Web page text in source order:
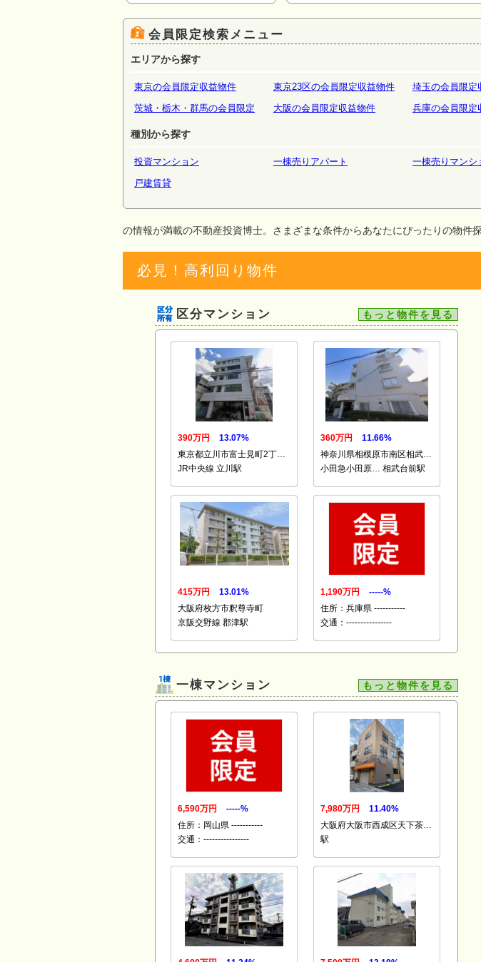
会員限定検索メニュー
エリアから探す
東京の会員限定収益物件 東京23区の会員限定収益物件 埼玉の会員限定
茨城・栃木・群馬の会員限定
大阪の会員限定収益物件 兵庫の会員限定
種別から探す
投資マンション 一棟売りアパート 一棟売りマンシ
戸建賃貸
の情報が満載の不動産投資博士。さまざまな条件からあなたにぴったりの物件
必見！高利回り物件
区分マンション もっと物件を見る
390万円
13.07%
東京都立川市富士見町2丁…
JR中央線 立川駅
360万円
11.66%
神奈川県相模原市南区相武…
小田急小田原… 相武台前駅
415万円
13.01%
大阪府枚方市釈尊寺町
京阪交野線 郡津駅
1,190万円
-----%
住所：兵庫県 -----------
交通：----------------
一棟マンション もっと物件を見る
6,590万円
-----%
住所：岡山県 -----------
交通：----------------
7,980万円
11.40%
大阪府大阪市西成区天下茶…
駅